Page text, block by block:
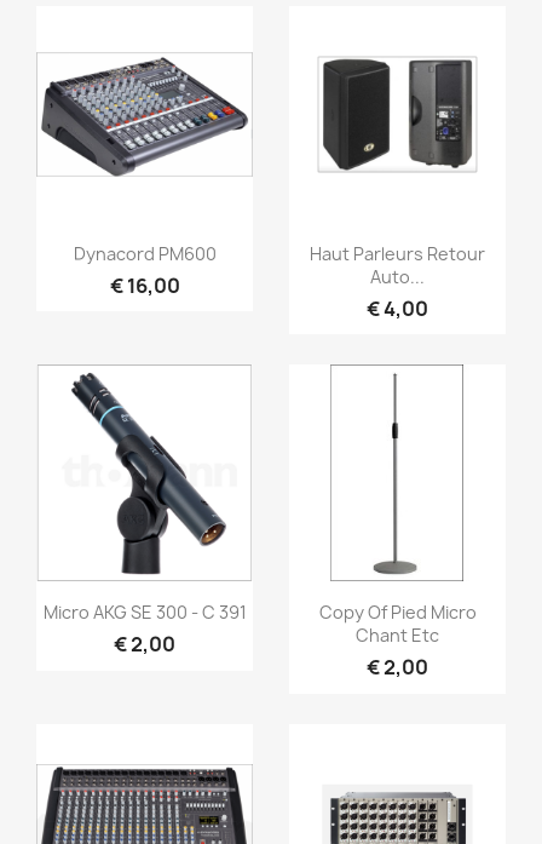
Snel bekijken
Dynacord PM600
€ 16,00
Snel bekijken
Haut Parleurs Retour
Auto...
€ 4,00
Snel bekijken
Micro AKG SE 300 - C 391
€ 2,00
Snel bekijken
Copy Of Pied Micro
Chant Etc
€ 2,00